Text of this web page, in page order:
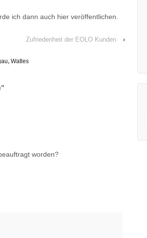
ich dann auch hier veröffentlichen.
Zufriedenheit der EOLO Kunden ›
, Watles
”
worden?